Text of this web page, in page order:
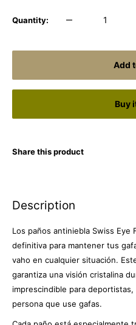
Quantity:
Add
Buy
Share this product
Description
Los paños antiniebla Swiss Eye
definitiva para mantener tus
vaho en cualquier situación.
garantiza una visión cristalina
imprescindible para
persona que use gafas.